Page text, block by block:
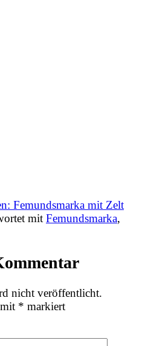
Femundsmarka mit Zelt
mit Femundsmarka,
nicht veröffentlicht.
* markiert